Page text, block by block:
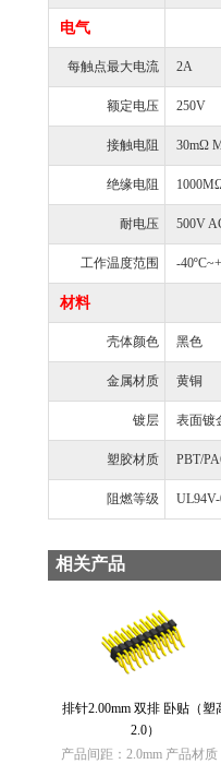
电气
每触点最大电流 2A
额定电压 250V
接触电阻 30mΩ
绝缘电阻
耐电压 500V
工作温度范围 -
材料
壳体颜色 黑色
金属材质 黄铜
镀层 表面镀
塑胶材质 PBT/
阻燃等级
相关产品
排针2.00mm 双排 卧贴（塑
2.0）
产品间距：2.0mm 产品材质：